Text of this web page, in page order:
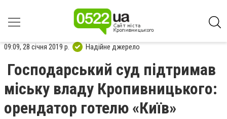
09:09, 28 січня 2019 р. Надійне джерело
Господарський суд підтримав
міську владу Кропивницького:
орендатор готелю «Київ»